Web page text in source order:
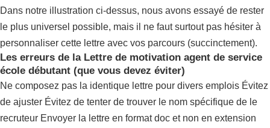
Dans notre illustration ci-dessus, nous avons essayé de rester
le plus universel possible, mais il ne faut surtout pas hésiter à
personnaliser cette lettre avec vos parcours (succinctement).
Les erreurs de la Lettre de motivation agent de service
école débutant (que vous devez éviter)
Ne composez pas la identique lettre pour divers emplois Évitez
de ajuster Évitez de tenter de trouver le nom spécifique de le
recruteur Envoyer la lettre en format doc et non en extension